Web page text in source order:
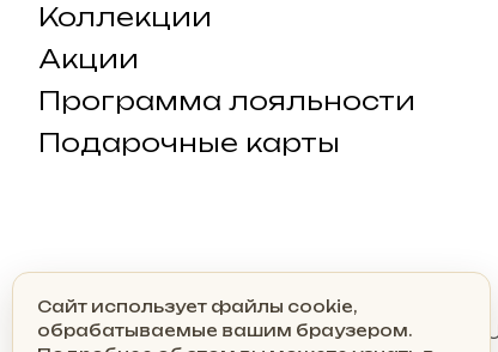
Коллекции
Акции
Программа лояльности
Подарочные карты
Конфиденциальность
© 2026 Ювелирная сеть GOLDEN
Сайт использует файлы cookie,
обрабатываемые вашим браузером.